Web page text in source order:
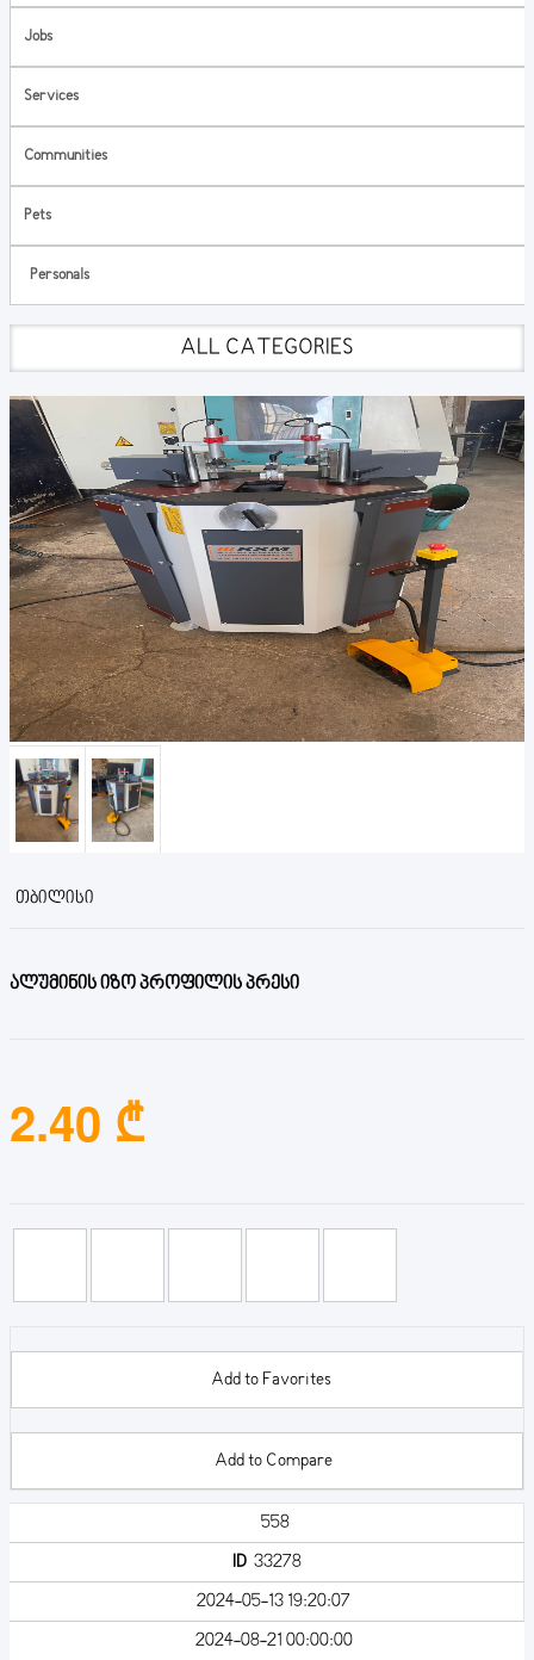
Jobs
Services
Communities
Pets
Personals
ALL CATEGORIES
ᲗᲑᲘᲚᲘᲡᲘ
ალუმინის იზო პროფილის პრესი
2.40 ₾
Add to Favorites
Add to Compare
558
ID33278
2024-05-13 19:20:07
2024-08-21 00:00:00